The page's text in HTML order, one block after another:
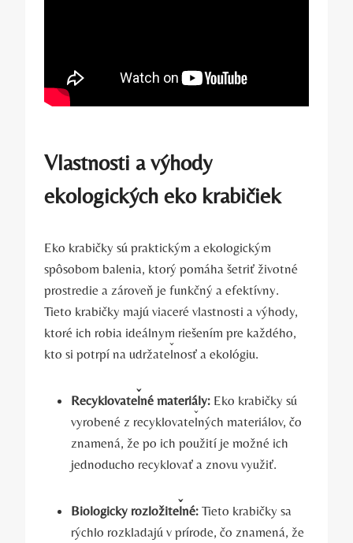
Vlastnosti a výhody
ekologických eko krabičiek
Eko krabičky sú praktickým a ekologickým
spôsobom balenia, ktorý pomáha šetriť životné
prostredie a zároveň je funkčný a efektívny.
Tieto krabičky majú viaceré vlastnosti a výhody,
ktoré ich robia ideálnym riešením pre každého,
kto si potrpí na udržateľnosť a ekológiu.
Recyklovateľné materiály: Eko krabičky sú
vyrobené z recyklovateľných materiálov, čo
znamená, že po ich použití je možné ich
jednoducho recyklovať a znovu využiť.
Biologicky rozložiteľné: Tieto krabičky sa
rýchlo rozkladajú v prírode, čo znamená, že